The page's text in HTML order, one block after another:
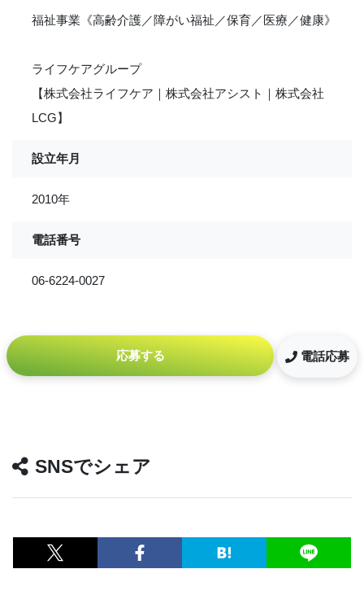
福祉事業《高齢介護／障がい福祉／保育／医療／健康》
ライフケアグループ
【株式会社ライフケア｜株式会社アシスト｜株式会社
LCG】
設立年月
2010年
電話番号
06-6224-0027
応募する 電話応募
SNSでシェア